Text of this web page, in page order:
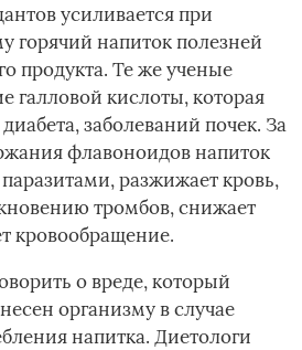
усиливается при
горячий напиток полезней
продукта. Те же ученые
галловой кислоты, которая
заболеваний почек. За
флавоноидов напиток
разжижает кровь,
тромбов, снижает
кровообращение.
о вреде, который
организму в случае
напитка. Диетологи